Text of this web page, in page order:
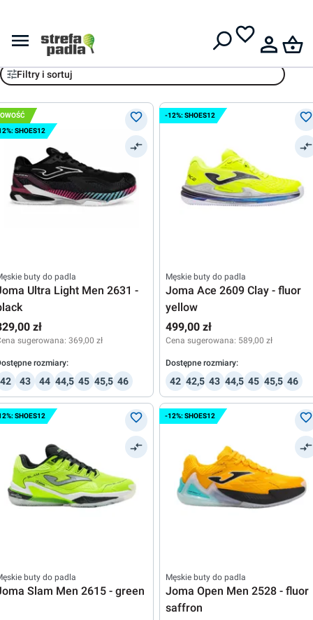
Joma
Filtry i sortuj
SHOES12
buty do padla
Ultra Light Men 2631 -
zł
sugerowana: 369,00 zł
rozmiary:
42 43 44 44,5 45 45,5 46
-12%: SHOES12
Męskie buty do padla
Joma Ace 2609 Clay - fluor
yellow
499,00 zł
Cena sugerowana: 589,00 zł
Dostępne rozmiary:
42 42,5 43 44,5 45 45,5 46
SHOES12
buty do padla
Slam Men 2615 - green
-12%: SHOES12
Męskie buty do padla
Joma Open Men 2528 - fluor
saffron